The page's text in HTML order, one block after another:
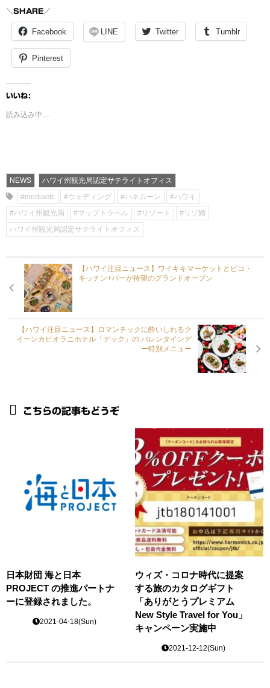
＼SHARE／
Facebook LINE Twitter Tumblr
Pinterest
いいね:
読み込み中…
NEWS
ハワイ州観光局認定サテライトオフィス
#mediaetc
#ウェディング #ハネムーン
#ハワイ
#ハワイ州観光局
#マップトラベル #リゾート
#リゾ婚
ハワイ州観光局認定サテライトオフィス
【ハワイ注目ニュース】ワイキキマーケットとピコ・
キッチン+バーが待望のグランドオープン
【ハワイ注目ニュース】ロマンチックに酔いしれるク
イーンカピオラニホテル「デック」の バレンタインデ
ー特別メニュー
こちらの記事もどうぞ
日本財団 海と日本
PROJECT の推進パートナ
ーに登録されました。
2021-04-18(Sun)
ウィズ・コロナ時代に提案
する旅のカタログギフト
「ありがとうプレミアム
New Style Travel for You」
キャンペーン実施中
2021-12-12(Sun)